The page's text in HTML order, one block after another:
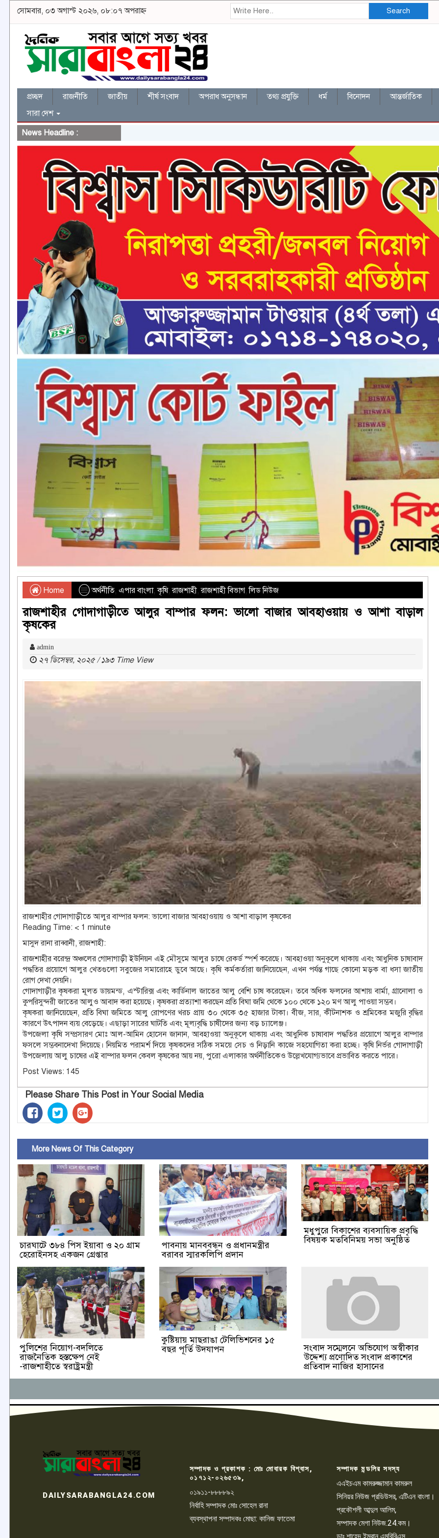
সোমবার, ০৩ অগাস্ট ২০২৬, ০৮:০৭ অপরাহ্ন Search
প্রচ্ছদ রাজনীতি জাতীয় শীর্ষ সংবাদ অপরাধ অনুসন্ধান তথ্য প্রযুক্তি ধর্ম বিনোদন আন্তর্জাতিক
সারা দেশ
News Headline :
Home অর্থনীতি, এপার বাংলা,কৃষি,রাজশাহী,রাজশাহী বিভাগ,লিড নিউজ
রাজশাহীর গোদাগাড়ীতে আলুর বাম্পার ফলন: ভালো বাজার আবহাওয়ায় ও আশা বাড়াল
কৃষকের
admin
২৭ ডিসেম্বর, ২০২৫ / ১৯৩ Time View
রাজশাহীর গোদাগাড়ীতে আলুর বাম্পার ফলন: ভালো বাজার আবহাওয়ায় ও আশা বাড়াল কৃষকের
Reading Time: < 1 minute
মাসুদ রানা রাব্বানী, রাজশাহী:
রাজশাহীর বরেন্দ্র অঞ্চলের গোদাগাড়ী ইউনিয়ন এই মৌসুমে আলুর চাষে রেকর্ড স্পর্শ করেছে। আবহাওয়া অনুকূলে থাকায় এবং আধুনিক চাষাবাদ
পদ্ধতির প্রয়োগে আলুর খেতগুলো সবুজের সমারোহে ডুবে আছে। কৃষি কর্মকর্তারা জানিয়েছেন, এখন পর্যন্ত গাছে কোনো মড়ক বা ধসা জাতীয়
রোগ দেখা দেয়নি।
গোদাগাড়ীর কৃষকরা মূলত ডায়মন্ড, এস্টারিক্স এবং কার্ডিনাল জাতের আলু বেশি চাষ করেছেন। তবে অধিক ফলনের আশায় বার্মা, গ্রানোলা ও
কুপরিসুন্দরী জাতের আলুও আবাদ করা হয়েছে। কৃষকরা প্রত্যাশা করছেন প্রতি বিঘা জমি থেকে ১০০ থেকে ১২০ মণ আলু পাওয়া সম্ভব।
কৃষকরা জানিয়েছেন, প্রতি বিঘা জমিতে আলু রোপণের খরচ প্রায় ৩০ থেকে ৩৫ হাজার টাকা। বীজ, সার, কীটনাশক ও শ্রমিকের মজুরি বৃদ্ধির
কারণে উৎপাদন ব্যয় বেড়েছে। এছাড়া সারের ঘাটতি এবং মূল্যবৃদ্ধি চাষীদের জন্য বড় চ্যালেঞ্জ।
উপজেলা কৃষি সম্প্রসারণ মোঃ আল-আমিন হোসেন জানান, আবহাওয়া অনুকূলে থাকায় এবং আধুনিক চাষাবাদ পদ্ধতির প্রয়োগে আলুর বাম্পার
ফসলে সম্ভবনাদেখা দিয়েছে। নিয়মিত পরামর্শ দিয়ে কৃষকদের সঠিক সময়ে সেচ ও নিড়ানি কাজে সহযোগিতা করা হচ্ছে। কৃষি নির্ভর গোদাগাড়ী
উপজেলায় আলু চাষের এই বাম্পার ফলন কেবল কৃষকের আয় নয়, পুরো এলাকার অর্থনীতিকেও উল্লেখযোগ্যভাবে প্রভাবিত করতে পারে।
Post Views: 145
Please Share This Post in Your Social Media
More News Of This Category
চারঘাটে ৩৮৪ পিস ইয়াবা ও ২০ গ্রাম
হেরোইনসহ একজন গ্রেপ্তার
পাবনায় মানববন্ধন ও প্রধানমন্ত্রীর
বরাবর স্মারকলিপি প্রদান
মধুপুরে বিকাশের ব্যবসায়িক প্রবৃদ্ধি
বিষয়ক মতবিনিময় সভা অনুষ্ঠিত
পুলিশের নিয়োগ-বদলিতে
রাজনৈতিক হস্তক্ষেপ নেই
-রাজশাহীতে স্বরাষ্ট্রমন্ত্রী
কুষ্টিয়ায় মাছরাঙা টেলিভিশনের ১৫
বছর পূর্তি উদযাপন
সংবাদ সম্মেলনে অভিযোগ অস্বীকার
উদ্দেশ্য প্রণোদিত সংবাদ প্রকাশের
প্রতিবাদ নাজির হাসানের
DAILYSARABANGLA24.COM
সম্পাদক ও প্রকাশক : মোঃ মোবারক বিশ্বাস,
০১৭১২-০২৬৫৩৯,
০১৯১১-৮৮৮৮৯২
নির্বাহি সম্পাদক মোঃ সোহেল রানা
ব্যবস্থাপনা সম্পাদকঃ মোছা: কানিজ ফাতেমা
সম্পাদক মন্ডলির সদস্য
এএইচএম কামরুজ্জামান কামরুল
সিনিয়র নিউজ প্রডিউসর, এটিএন বাংলা।
প্রকৌশলী আব্দুল আলিম,
সম্পাদক মেগা নিউজ.24.কম।